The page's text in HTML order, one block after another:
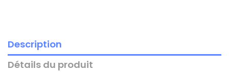
Description
Détails du produit